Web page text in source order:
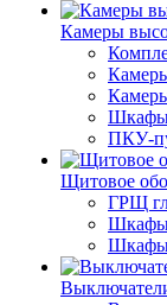
Камеры
ПКУ-
Щитовое
ГРЩ
Шкафы
Шкафы